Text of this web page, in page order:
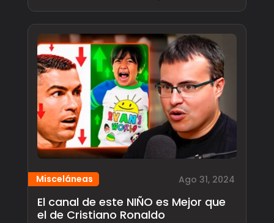
Misceláneas Ago 31, 2024
El canal de este NIÑO es Mejor que
el de Cristiano Ronaldo